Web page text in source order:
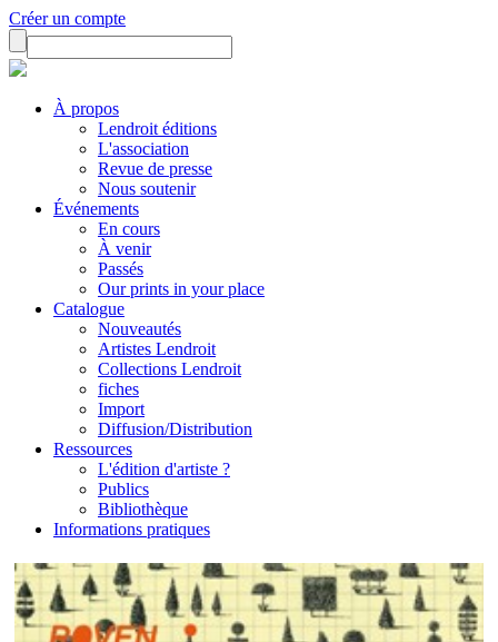
Créer un compte
À propos
Lendroit éditions
L'association
Revue de presse
Nous soutenir
Événements
En cours
À venir
Passés
Our prints in your place
Catalogue
Nouveautés
Artistes Lendroit
Collections Lendroit
fiches
Import
Diffusion/Distribution
Ressources
L'édition d'artiste ?
Publics
Bibliothèque
Informations pratiques